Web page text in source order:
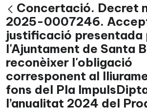
Vés enrere
Concertació. Decret
2025-0007246.
justificació presentada
l'Ajuntament de Santa
reconèixer l'obligació
corresponent al
fons del Pla
l’anualitat 2024 del